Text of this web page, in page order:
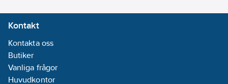
Kontakt
Kontakta oss
Butiker
Vanliga frågor
Huvudkontor